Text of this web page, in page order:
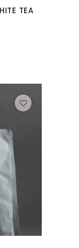
TEA